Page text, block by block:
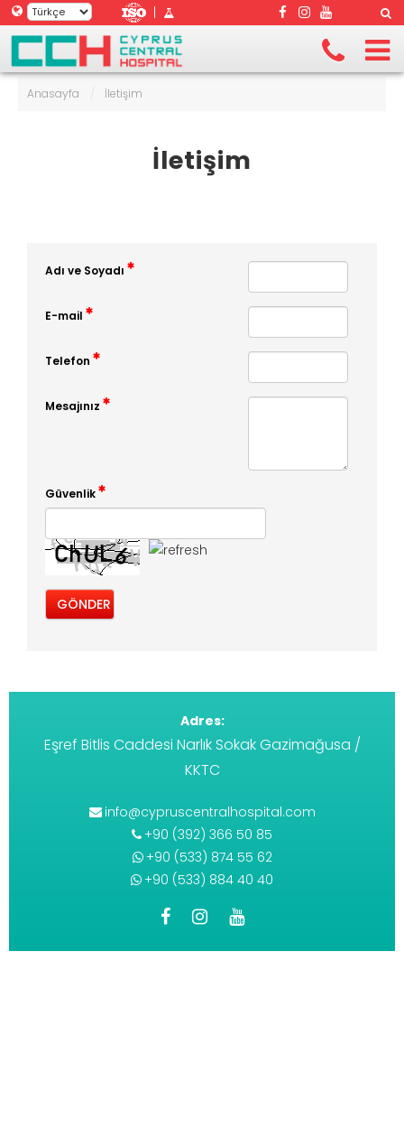
Anasayfa / İletişim
İletişim
Adı ve Soyadı
E-mail
Telefon
Mesajınız
Güvenlik
Adres:
Eşref Bitlis Caddesi Narlık Sokak Gazimağusa /
KKTC
info@cypruscentralhospital.com
+90 (392) 366 50 85
+90 (533) 874 55 62
+90 (533) 884 40 40